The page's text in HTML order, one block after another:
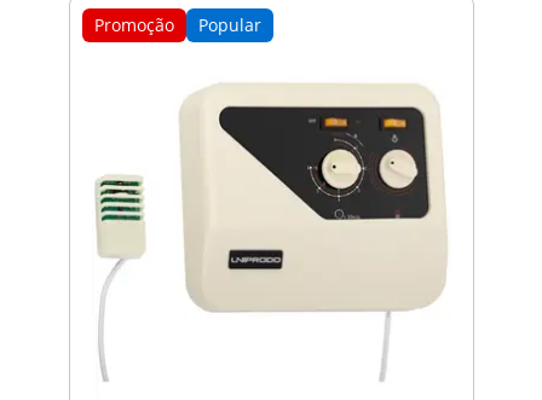
Promoção Popular